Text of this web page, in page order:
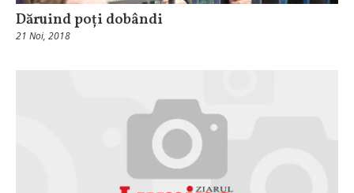
Dăruind poți dobândi
21 Noi, 2018